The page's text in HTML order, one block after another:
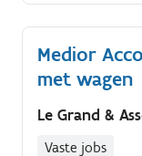
diepgang? Voor
organisatie in
zoek ik een
brede rol.
Medior
met wagen
Le Grand &
Vaste jobs